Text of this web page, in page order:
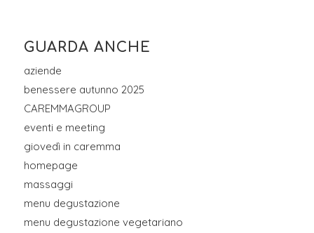
GUARDA ANCHE
aziende
benessere autunno 2025
CAREMMAGROUP
eventi e meeting
giovedì in caremma
homepage
massaggi
menu degustazione
menu degustazione vegetariano